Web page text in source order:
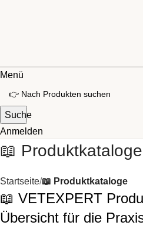
Menü
Suche
Anmelden
📖 Produktkataloge
Startseite 📖 Produktkataloge
📖 VETEXPERT
Übersicht für die